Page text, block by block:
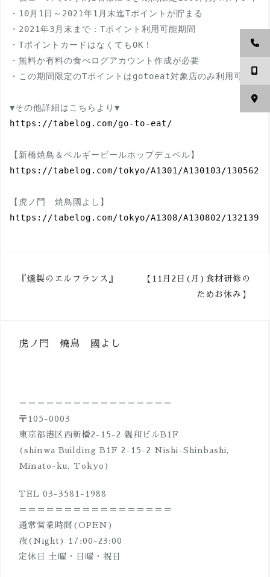
・10月1日～2021年1月末迄Tポイントが貯まる
・2021年3月末まで：Tポイント利用可能期間
・TポイントカードはなくてもOK！
・無料か有料の食べログアカウント作成が必要
・この期間限定のTポイントはgotoeat対象店のみ利用可能
https://tabelog.com/go-to-eat/
https://tabelog.com/tokyo/A1301/A130103/
https://tabelog.com/tokyo/A1308/A130802/
投
ビ
シ
ョ
ン
『燻製のエルフランス』
【11月2日(月)食材研修の
ためお休み】
虎ノ門 焼鳥 國よし
＝＝＝＝＝＝＝＝＝＝＝＝＝＝＝＝＝
〒105-0003
東京都港区西新橋2-15-2 親和ビルB1F
(shinwa Building B1F 2-15-2 Nishi-Shinbashi,
Minato-ku, Tokyo)
TEL 03-3581-1988
＝＝＝＝＝＝＝＝＝＝＝＝＝＝＝＝＝
通常営業時間(OPEN)
夜(Night) 17:00-23:00
定休日 土曜・日曜・祝日